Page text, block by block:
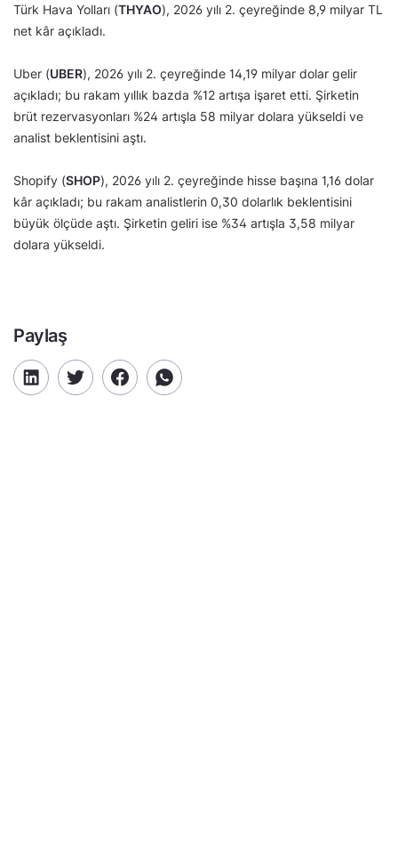
Türk Hava Yolları (THYAO), 2026 yılı 2. çeyreğinde 8,9 milyar TL
net kâr açıkladı.
Uber (UBER), 2026 yılı 2. çeyreğinde 14,19 milyar dolar gelir
açıkladı; bu rakam yıllık bazda %12 artışa işaret etti. Şirketin
brüt rezervasyonları %24 artışla 58 milyar dolara yükseldi ve
analist beklentisini aştı.
Shopify (SHOP), 2026 yılı 2. çeyreğinde hisse başına 1,16 dolar
kâr açıkladı; bu rakam analistlerin 0,30 dolarlık beklentisini
büyük ölçüde aştı. Şirketin geliri ise %34 artışla 3,58 milyar
dolara yükseldi.
Paylaş